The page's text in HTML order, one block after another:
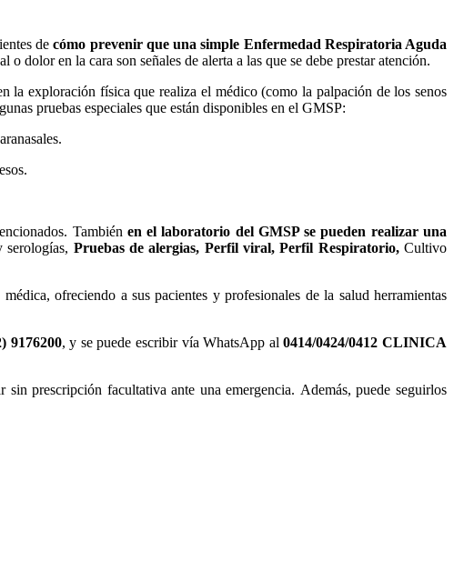
decómo prevenir que una simple Enfermedad Respiratoria Aguda
dolor en la cara son señales de alerta a las que se debe prestar atención.
la exploración física que realiza el médico (como la palpación de los senos
pruebas especiales que están disponibles en el GMSP:
También en el laboratorio del GMSP se pueden realizar una
Pruebas de alergias, Perfil viral, Perfil Respiratorio,Cultivo
ofreciendo a sus pacientes y profesionales de la salud herramientas
9176200, y se puede escribir vía WhatsApp al0414/0424/0412 CLINICA
prescripción facultativa ante una emergencia. Además, puede seguirlos